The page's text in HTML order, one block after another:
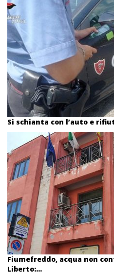
Si schianta con l’auto e
Fiumefreddo, acqua non
Liberto:...